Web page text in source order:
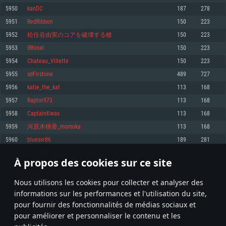
À propos des cookies sur ce site
Nous utilisons les cookies pour collecter et analyser des
informations sur les performances et l'utilisation du site,
pour fournir des fonctionnalités de médias sociaux et
pour améliorer et personnaliser le contenu et les
Mémoire: 4 GB
Carte graphique supportant DirectX 11: AMD Radeon 77XX / NVIDIA
GeForce GTX 660. La résolution minimale supportée par le jeu est de 720p
Connection: Connexion Internet à haut débit
Disque dur: 23.1 Go (client minimal)
Recommandée
1060 et plus, Radeon RX 570 et plus.
Disque dur: 75.9 Go (client complet)
pas supportés)
Mémoire: 6 GB
Carte graphique: Intel Iris Pro 5200 (Mac), ou analogue AMD/Nvidia. La
résolution minimale supportée par le jeu est de 720p.
Connection: Connexion Internet à haut débit
Disque dur: 62,2 Go (client minimal)
Recommandée
OS: Mac OS Big Sur 11.0 ou plus récent
Processeur: Core i7 (Les processeurs Intel Xeon ne sont pas supportés)
Mémoire: 8 GB
Carte graphique: Radeon Vega II ou plus avec support de Metal
Disque dur: 62,2 Go (client complet)
Mémoire: 4 GB
Carte graphique: NVIDIA 660 avec les derniers drivers (moins de 6 mois) /
de même pour AMD (La résolution minimale supportée par le jeu est de
720p)
Connection: Connexion Internet à haut débit
Disque dur: 62,2 Go (client minimal)
Recommandée
OS: Ubuntu 20.04 64bit
Processeur: Intel Core i7
Mémoire: 8 GB
Carte graphique: NVIDIA 1060 avec les derniers drivers (moins de 6 mois) /
6 mois et supportant Vulkan
Connection: Connexion Internet à haut débit
Disque dur: 60,2 Go (client complet)
5950 kanDC 187 278
5951 RedRibbon 150 223
5952 松任谷由実のコアを破壊する槍 150 223
5953 IRhineI 150 223
5954 Chateau_Villette 150 223
5955 sdFirstone 489 727
5956 katie_the_kat 113 168
5957 Raptor973 113 168
5958 CaptainKwas 113 168
5959 河原木桃香_momoka 113 168
5960 bluesvr86 189 281
* Classement mis à jour quotidiennement
297 298 299 398